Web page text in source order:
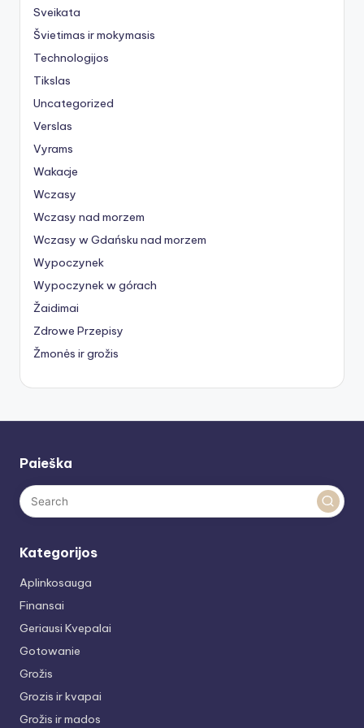
Sveikata
Švietimas ir mokymasis
Technologijos
Tikslas
Uncategorized
Verslas
Vyrams
Wakacje
Wczasy
Wczasy nad morzem
Wczasy w Gdańsku nad morzem
Wypoczynek
Wypoczynek w górach
Žaidimai
Zdrowe Przepisy
Žmonės ir grožis
Paieška
Kategorijos
Aplinkosauga
Finansai
Geriausi Kvepalai
Gotowanie
Grožis
Grozis ir kvapai
Grožis ir mados